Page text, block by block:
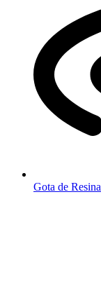
Gota de Resina